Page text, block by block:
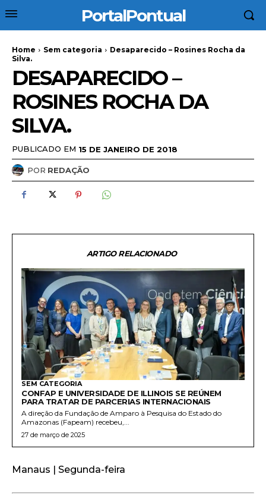
PortalPontual
Home Sem categoria
Desaparecido – Rosines Rocha da
Silva.
DESAPARECIDO –
ROSINES ROCHA DA
SILVA.
PUBLICADO EM 15 DE JANEIRO DE 2018
POR REDAÇÃO
ARTIGO RELACIONADO
SEM CATEGORIA
CONFAP E UNIVERSIDADE DE ILLINOIS SE REÚNEM
PARA TRATAR DE PARCERIAS INTERNACIONAIS
A direção da Fundação de Amparo à Pesquisa do Estado do
Amazonas (Fapeam) recebeu,...
27 de março de 2025
Manaus | Segunda-feira